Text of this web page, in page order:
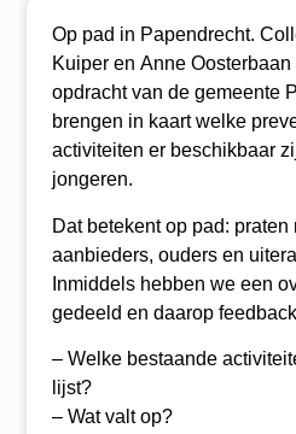
Op pad in Papendrecht.
Kuiper en Anne
opdracht van de gemeente
brengen in kaart welke
activiteiten er beschikbaar
jongeren.
Dat betekent op pad:
aanbieders, ouders en
Inmiddels hebben we een
gedeeld en daarop
– Welke bestaande
lijst?
– Wat valt op?